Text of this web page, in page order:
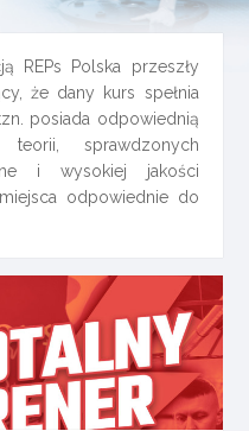
REPs Polska przeszły
że dany kurs spełnia
posiada odpowiednią
sprawdzonych
i wysokiej jakości
odpowiednie do